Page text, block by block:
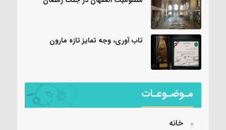
تاب آوری، وجه تمایز تازه مارون
مـوضـوعـات
خانه